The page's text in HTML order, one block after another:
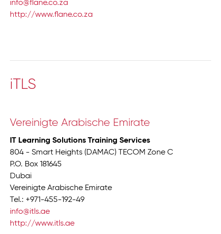
info@flane.co.za
http://www.flane.co.za
iTLS
Vereinigte Arabische Emirate
IT Learning Solutions Training Services
804 - Smart Heights (DAMAC) TECOM Zone C
P.O. Box 181645
Dubai
Vereinigte Arabische Emirate
Tel.: +971-455-192-49
info@itls.ae
http://www.itls.ae